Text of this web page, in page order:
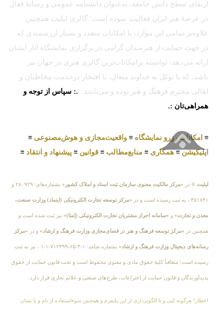
ارتقای سطح دانش جامعه، به‌عنوان دانشنامه عمومی و رسانهٔ فعال
در عرصهٔ هنر ایران فعالیت نموده است؛ گالری لیلیت همچنین
علاوه‌بر تمامی این موارد، با امکانات متعدد و بسیار ارزشمندی که
در جهت حمایت از هنرمندان گرامی در برگزاری نمایشگاه آثار ایشان
ارائه می‌دهد، توانسته پرامکانات‌ترین گالری هنری در جهان نیز
باشد، که با توکل به خداوند متعال، با افتخار درخدمت مخاطبان و
اهالی محترم فرهنگ و هنر بوده و می‌باشد. .: سپاس از توجه و
همراهی‌تان :.
≡ امکانات رزرو نمایشگاه ≡ واقعیت‌مجازی و هوش‌مصنوعی ≡
اپلیکیشن≡همکاری ≡ منابع‌مطالب ≡ قوانین ≡ پیشنهاد و انتقاد ≡
لیلیت ® در «مرکز مالکیت معنوی سازمان ثبت اسناد و املاک کشور» بشماره‌های: ۲۸۰۹۲۹ و
۴۵۱۸۴۱ ، به ثبت رسیده است و در «مرکز توسعه تجارت الکترونیکی (اینماد) وزارت صنعت،
معدن و تجارت» و «سامانه احراز مشتریان تجارت الکترونیکی (اِمتا)» نیز ثبت شده است و
همچنین در «مرکز توسعه فرهنگ و هنر در فضای‌مجازی وزارت فرهنگ و ارشاد» و در «مرکز
رسانه‌های دیجیتال وزارت فرهنگ و ارشاد» بشماره شامَد: ۱-۳-۶۵-۷۱۲۳۹۹-۱-۱ ، نیز به ثبت
رسیده است؛ متعاقباً کلیهٔ حقوق مادی و معنوی محفوظ است و تحت قانون حمایت از حقوق
پدیدآورندگان و قانون حمایت از اختراعات، طرح‌های صنعتی و علائم تجاری قرار دارد.
اخطار! هرگونه کپی و یا الگوبرداری از این پلتفرم و همچنین سوءاستفاده از نام و یا نشان